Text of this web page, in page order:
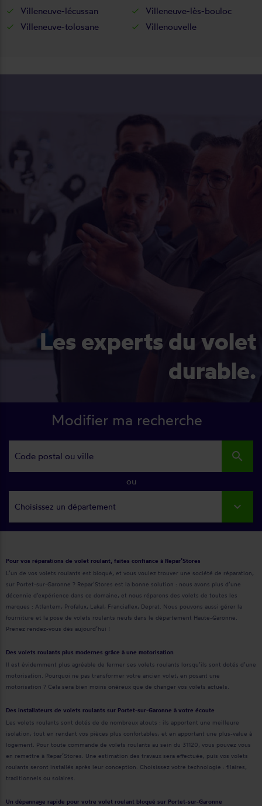
Villeneuve-lécussan
Villeneuve-lès-bouloc
Villeneuve-tolosane
Villenouvelle
Les experts du volet
durable.
Modifier ma recherche
search
ou
Choisissez un département
Pour vos réparations de volet roulant, faites confiance à Repar’Stores
L’un de vos volets roulants est bloqué, et vous voulez trouver une société de réparation,
sur Portet-sur-Garonne ? Repar’Stores est la bonne solution : nous avons plus d’une
décennie d’expérience dans ce domaine, et nous réparons des volets de toutes les
marques : Atlantem, Profalux, Lakal, Franciaflex, Deprat. Nous pouvons aussi gérer la
fourniture et la pose de volets roulants neufs dans le département Haute-Garonne.
Prenez rendez-vous dès aujourd’hui !
Des volets roulants plus modernes grâce à une motorisation
Il est évidemment plus agréable de fermer ses volets roulants lorsqu’ils sont dotés d’une
motorisation. Pourquoi ne pas transformer votre ancien volet, en posant une
motorisation ? Cela sera bien moins onéreux que de changer vos volets actuels.
Des installateurs de volets roulants sur Portet-sur-Garonne à votre écoute
Les volets roulants sont dotés de de nombreux atouts : ils apportent une meilleure
isolation, tout en rendant vos pièces plus confortables, et en apportant une plus-value à
logement. Pour toute commande de volets roulants au sein du 31120, vous pouvez vous
en remettre à Repar’Stores. Une estimation des travaux sera effectuée, puis vos volets
roulants seront installés après leur conception. Choisissez votre technologie : filaires,
traditionnels ou solaires.
Un dépannage rapide pour votre volet roulant bloqué sur Portet-sur-Garonne